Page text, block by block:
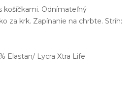
košíčkami. Odnímateľný
za krk. Zapínanie na chrbte. Strih:
Elastan/ Lycra Xtra Life